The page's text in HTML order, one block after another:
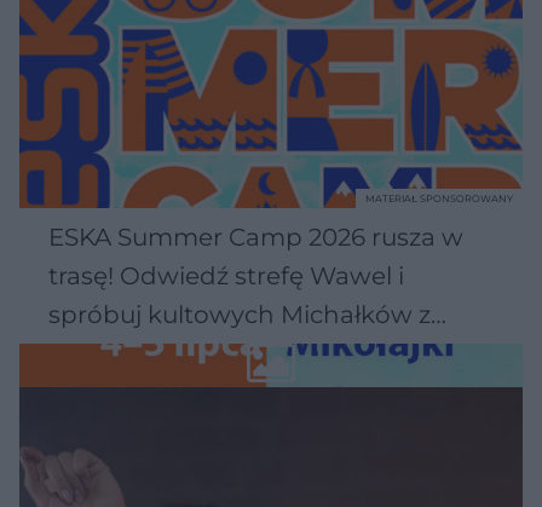
ESKA Summer Camp 2026 rusza w
trasę! Odwiedź strefę Wawel i
spróbuj kultowych Michałków z
Wawelu
MATERIAŁ SPONSOROWANY